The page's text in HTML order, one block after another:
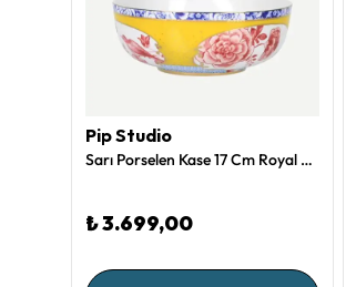
Pip Studio
Sarı Porselen Kase 17 Cm Royal Collection by Pip Studio
₺ 3.699,00